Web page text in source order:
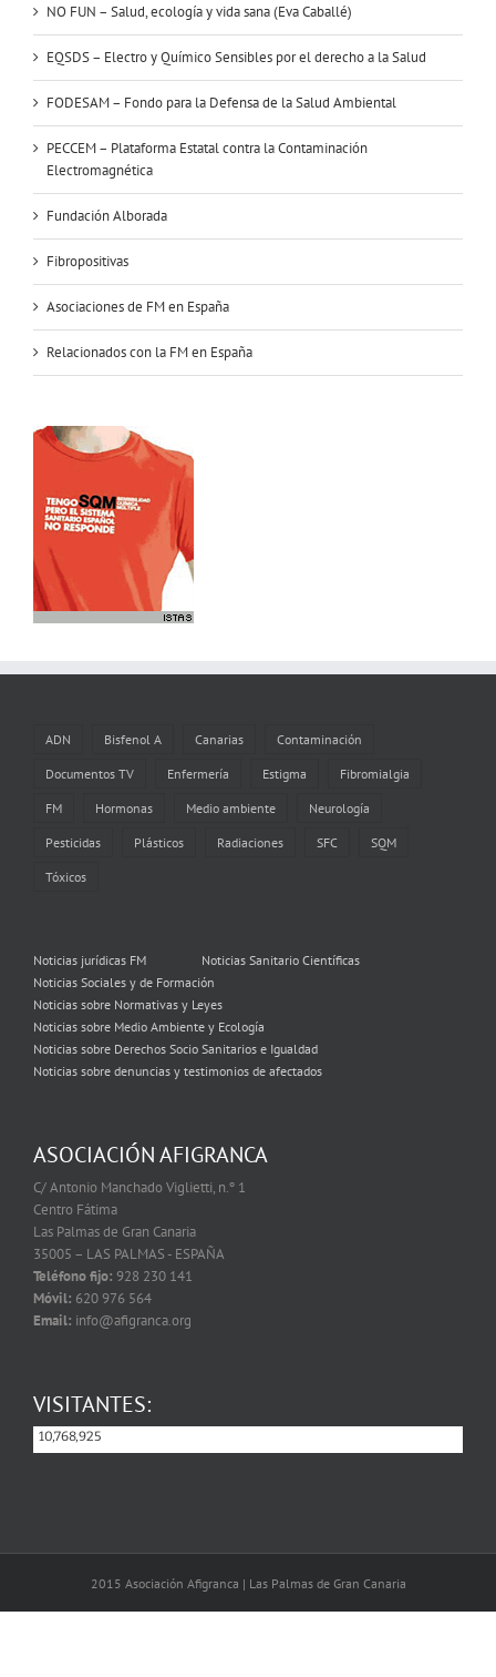
NO FUN – Salud, ecología y vida sana (Eva Caballé)
EQSDS – Electro y Químico Sensibles por el derecho a la Salud
FODESAM – Fondo para la Defensa de la Salud Ambiental
PECCEM – Plataforma Estatal contra la Contaminación
Electromagnética
Fundación Alborada
Fibropositivas
Asociaciones de FM en España
Relacionados con la FM en España
ADN Bisfenol A Canarias Contaminación
Documentos TV Enfermería Estigma Fibromialgia
FM Hormonas Medio ambiente Neurología
Pesticidas Plásticos Radiaciones SFC SQM
Tóxicos
Noticias jurídicas FM
Noticias Sanitario Científicas
Noticias Sociales y de Formación
Noticias sobre Normativas y Leyes
Noticias sobre Medio Ambiente y Ecología
Noticias sobre Derechos Socio Sanitarios e Igualdad
Noticias sobre denuncias y testimonios de afectados
ASOCIACIÓN AFIGRANCA
C/ Antonio Manchado Viglietti, n.º 1
Centro Fátima
Las Palmas de Gran Canaria
35005 – LAS PALMAS - ESPAÑA
Teléfono fijo: 928 230 141
Móvil: 620 976 564
Email: info@afigranca.org
VISITANTES:
10,768,925
10,768,925
2015 Asociación Afigranca | Las Palmas de Gran Canaria